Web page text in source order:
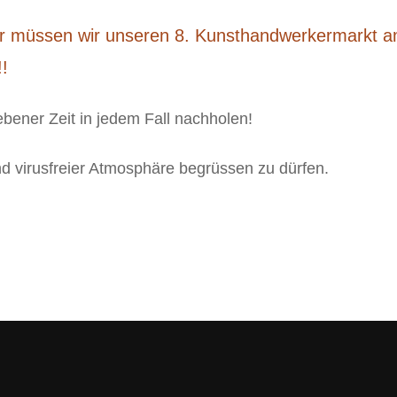
müssen wir unseren 8. Kunsthandwerkermarkt
Zeit in jedem Fall nachholen!
virusfreier Atmosphäre begrüssen zu dürfen.